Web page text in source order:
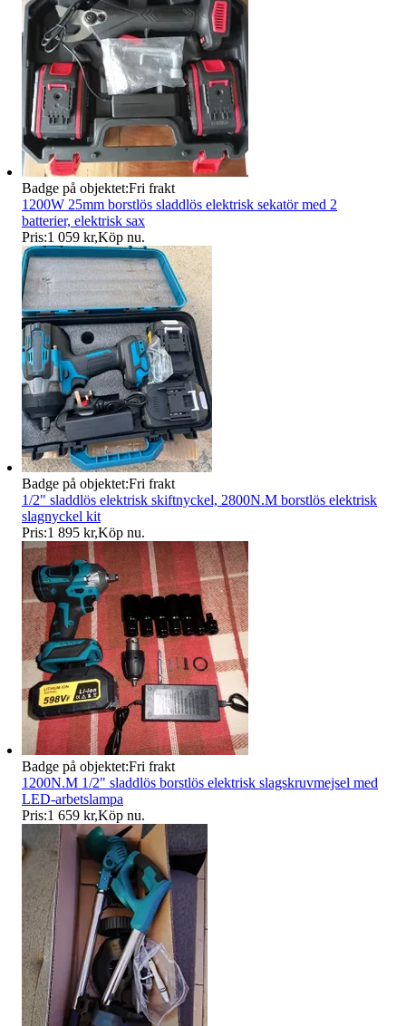
Badge på objektet:Fri frakt
1200W 25mm borstlös sladdlös elektrisk sekatör med 2
batterier, elektrisk sax
Pris:1 059 kr,Köp nu.
Badge på objektet:Fri frakt
1/2" sladdlös elektrisk skiftnyckel, 2800N.M borstlös elektrisk
slagnyckel kit
Pris:1 895 kr,Köp nu.
Badge på objektet:Fri frakt
1200N.M 1/2" sladdlös borstlös elektrisk slagskruvmejsel med
LED-arbetslampa
Pris:1 659 kr,Köp nu.